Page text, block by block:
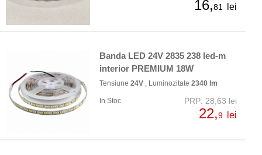
16,81 lei
Banda LED 24V 2835 238 led-m
interior PREMIUM 18W
Tensiune 24V , Luminozitate 2340 lm
In Stoc PRP: 28,63 lei
22,9 lei